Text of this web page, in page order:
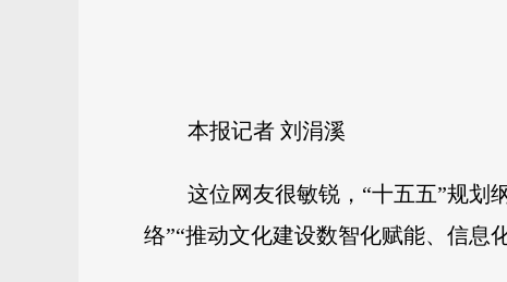
本报记者 刘涓溪
这位网友很敏锐，“十五五”规划
络”“推动文化建设数智化赋能、信